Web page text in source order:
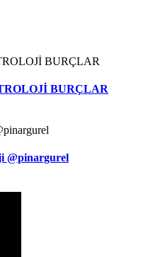
BURÇLAR
@pinargurel